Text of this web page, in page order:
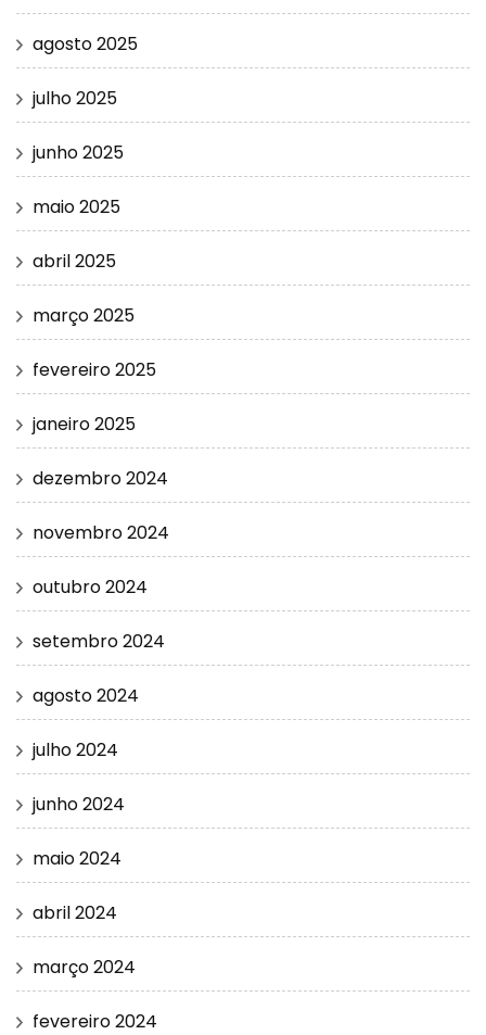
agosto 2025
julho 2025
junho 2025
maio 2025
abril 2025
março 2025
fevereiro 2025
janeiro 2025
dezembro 2024
novembro 2024
outubro 2024
setembro 2024
agosto 2024
julho 2024
junho 2024
maio 2024
abril 2024
março 2024
fevereiro 2024